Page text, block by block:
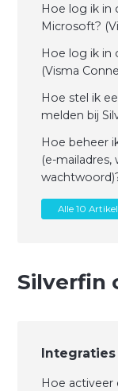
Hoe log ik in
Microsoft?
Hoe log ik in
(Visma
Hoe stel ik
melden bij
Hoe beheer
(e-
Alle 10
Silverfin
Integraties
Hoe activeer